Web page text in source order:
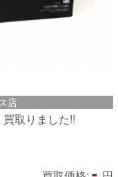
店
取りました!!